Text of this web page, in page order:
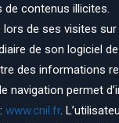
de contenus illicites.
lors de ses visites
de son logiciel
des informations
navigation permet
www.cnil.fr.